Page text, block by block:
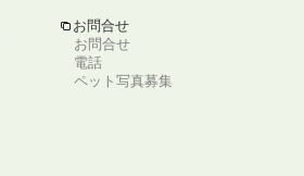
tabs お問合せ
お問合せ
電話
ペット写真募集